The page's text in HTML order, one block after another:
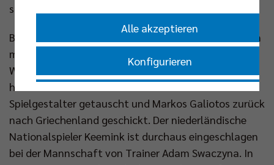
schwierig es am Samstag wieder wird.“
Beim Tabellendritten hält frischer Wind Einzug, denn
mit Wessel Keemink führt ein neuer Zuspieler Regie.
Während Aleksa Batak weiter verletzt ausfällt,
haben die Häfler mit PAOK Thessaloniki die
Spielgestalter getauscht und Markos Galiotos zurück
nach Griechenland geschickt. Der niederländische
Nationalspieler Keemink ist durchaus eingeschlagen
bei der Mannschaft von Trainer Adam Swaczyna. In
Alle akzeptieren
Konfigurieren
Nur essenzielle Cookies akzeptieren
Impressum |Datenschutzerklärung